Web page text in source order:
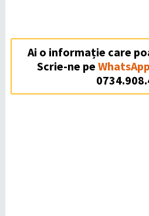
Ai o informație care
Scrie-ne pe WhatsApp